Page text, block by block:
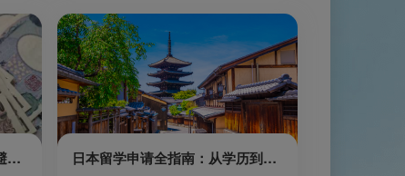
日本留学支付学费注意事项（避坑指南） 日本留学申请全指南：从学历到语言能力的必备条件